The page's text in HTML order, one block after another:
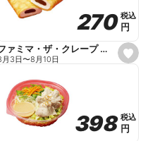
s
e
o
r
i
270
270 税込
税込
円
円
ファミマ・ザ・クレープ 生チョコ
月3日〜8月10日
398
398 税込
税込
円
円